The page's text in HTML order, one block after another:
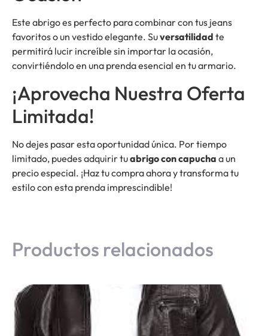
Este abrigo es perfecto para combinar con tus jeans
favoritos o un vestido elegante. Suversatilidad te
permitirá lucir increíble sin importar la ocasión,
convirtiéndolo en una prenda esencial en tu armario.
¡Aprovecha Nuestra Oferta
Limitada!
No dejes pasar esta oportunidad única. Por tiempo
limitado, puedes adquirir tuabrigo con capucha a un
precio especial. ¡Haz tu compra ahora y transforma tu
estilo con esta prenda imprescindible!
Productos relacionados